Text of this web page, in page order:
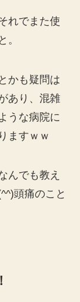
れでまた使
。
かも疑問は
あり、混雑
うな病院に
ますｗｗ
んでも教え
頭痛のこと